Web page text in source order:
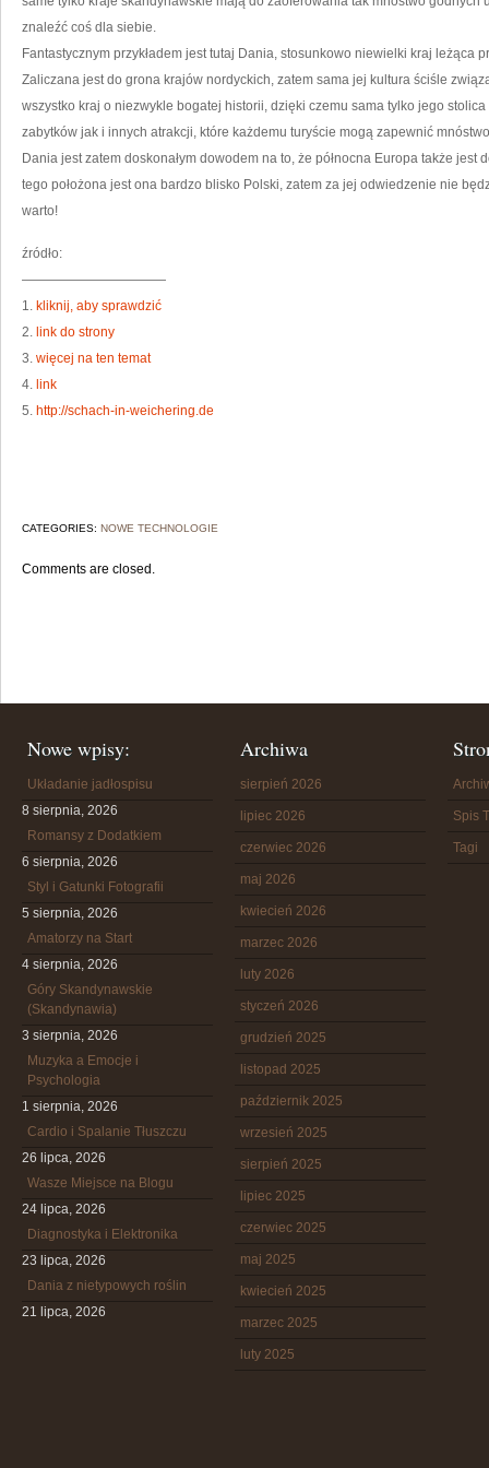
znaleźć coś dla siebie.
Fantastycznym przykładem jest tutaj Dania, stosunkowo niewielki kraj leżąca
Zaliczana jest do grona krajów nordyckich, zatem sama jej kultura ściśle
wszystko kraj o niezwykle bogatej historii, dzięki czemu sama tylko jego
zabytków jak i innych atrakcji, które każdemu turyście mogą zapewnić
Dania jest zatem doskonałym dowodem na to, że północna Europa także jest
tego położona jest ona bardzo blisko Polski, zatem za jej odwiedzenie nie
warto!
źródło:
———————————
1. kliknij, aby sprawdzić
2. link do strony
3. więcej na ten temat
4. link
5. http://schach-in-weichering.de
CATEGORIES: NOWE TECHNOLOGIE
Comments are closed.
Nowe wpisy:
Układanie jadłospisu
8 sierpnia, 2026
Romansy z Dodatkiem
6 sierpnia, 2026
Styl i Gatunki Fotografii
5 sierpnia, 2026
Amatorzy na Start
4 sierpnia, 2026
Góry Skandynawskie
(Skandynawia)
3 sierpnia, 2026
Muzyka a Emocje i
Psychologia
1 sierpnia, 2026
Cardio i Spalanie Tłuszczu
26 lipca, 2026
Wasze Miejsce na Blogu
24 lipca, 2026
Diagnostyka i Elektronika
23 lipca, 2026
Dania z nietypowych roślin
21 lipca, 2026
Archiwa
sierpień 2026
lipiec 2026
czerwiec 2026
maj 2026
kwiecień 2026
marzec 2026
luty 2026
styczeń 2026
grudzień 2025
listopad 2025
październik 2025
wrzesień 2025
sierpień 2025
lipiec 2025
czerwiec 2025
maj 2025
kwiecień 2025
marzec 2025
luty 2025
Spis
Tagi